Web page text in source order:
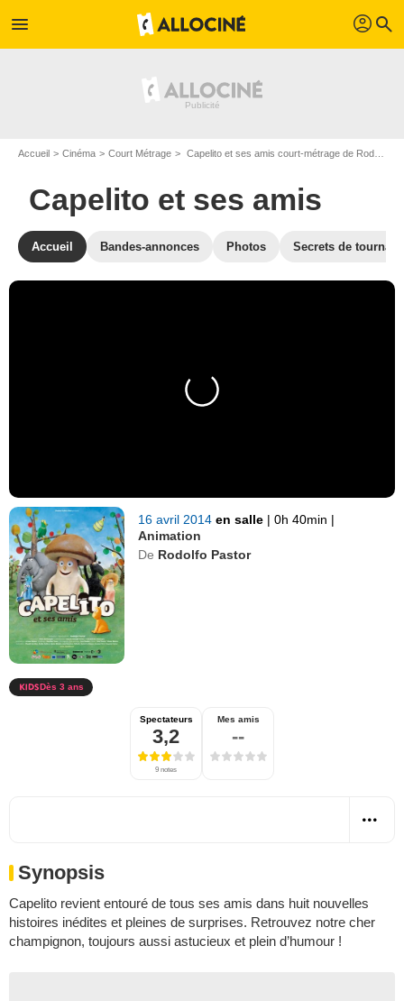
menu profil search
Accueil Cinéma Court Métrage Capelito et ses amis court-métrage de Rodolfo Pastor
Capelito et ses amis
Accueil Bandes-annonces Photos Secrets de tournage
16 avril 2014en salle | 0h 40min |
Animation
De Rodolfo Pastor
Dès 3 ans
Spectateurs
3,2
9 notes
Mes amis
--
Synopsis
Capelito revient entouré de tous ses amis dans huit nouvelles
histoires inédites et pleines de surprises. Retrouvez notre cher
champignon, toujours aussi astucieux et plein d’humour !